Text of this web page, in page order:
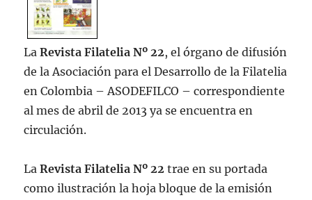
LaRevista Filatelia Nº 22, el órgano de difusión
de la Asociación para el Desarrollo de la Filatelia
en Colombia – ASODEFILCO – correspondiente
al mes de abril de 2013 ya se encuentra en
circulación.
LaRevista Filatelia Nº 22 trae en su portada
como ilustración la hoja bloque de la emisión